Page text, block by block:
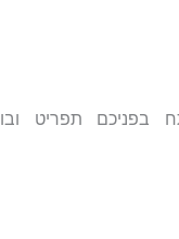
בפניכם תפריט ובו